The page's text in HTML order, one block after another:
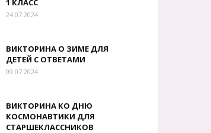
1 КЛАСС
24.07.2024
ВИКТОРИНА О ЗИМЕ ДЛЯ
ДЕТЕЙ С ОТВЕТАМИ
09.07.2024
ВИКТОРИНА КО ДНЮ
КОСМОНАВТИКИ ДЛЯ
СТАРШЕКЛАССНИКОВ